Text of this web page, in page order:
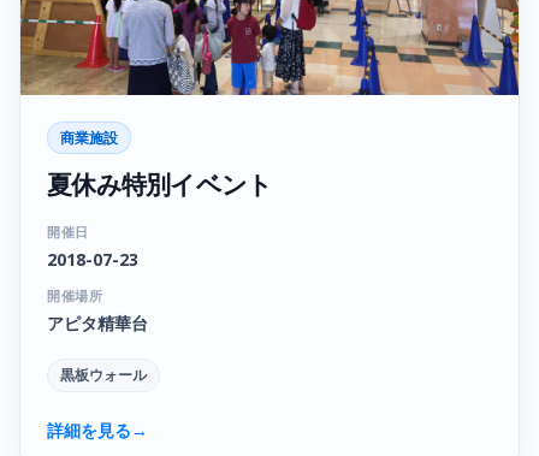
商業施設
夏休み特別イベント
開催日
2018-07-23
開催場所
アピタ精華台
黒板ウォール
詳細を見る→